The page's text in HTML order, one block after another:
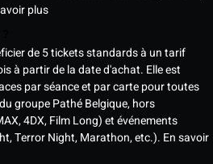
plus
de 5 tickets standards à un tarif
à partir de la date d'achat. Elle est
par séance et par carte pour toutes
groupe Pathé Belgique, hors
4DX, Film Long) et événements
Terror Night, Marathon, etc.). En savoir